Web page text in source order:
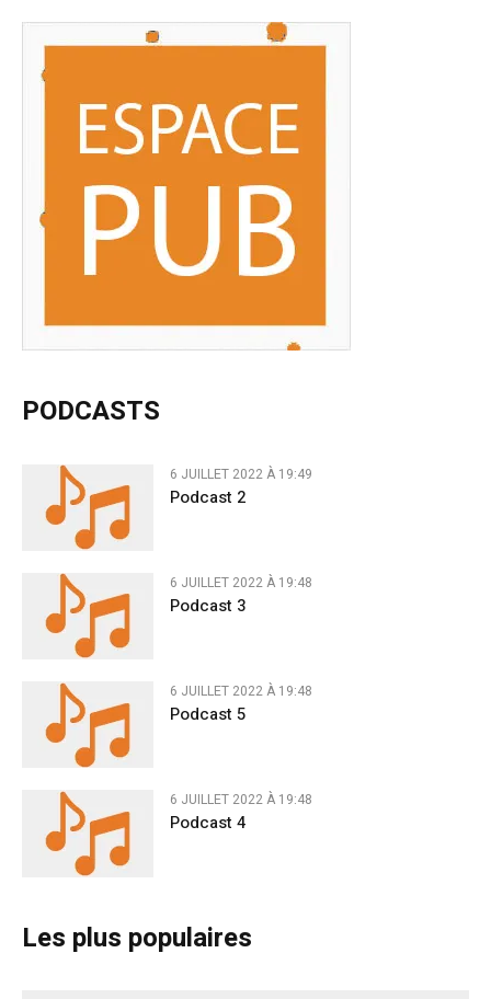
PODCASTS
6 JUILLET 2022 À 19:49
Podcast 2
6 JUILLET 2022 À 19:48
Podcast 3
6 JUILLET 2022 À 19:48
Podcast 5
6 JUILLET 2022 À 19:48
Podcast 4
Les plus populaires